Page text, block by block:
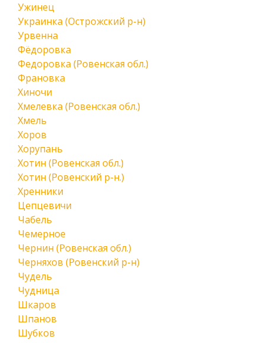
Ужинец
Украинка (Острожский р-н)
Урвенна
Фёдоровка
Федоровка (Ровенская обл.)
Франовка
Хиночи
Хмелевка (Ровенская обл.)
Хмель
Хоров
Хорупань
Хотин (Ровенская обл.)
Хотин (Ровенский р-н.)
Хренники
Цепцевичи
Чабель
Чемерное
Чернин (Ровенская обл.)
Черняхов (Ровенский р-н)
Чудель
Чудница
Шкаров
Шпанов
Шубков